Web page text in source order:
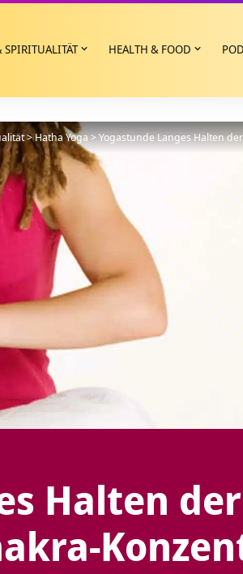
SPIRITUALITÄT HEALTH & FOOD
>Hatha Yoga>Yogastunde Langes Halten
Halten der